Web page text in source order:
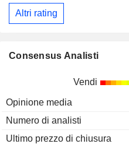
Altri rating
Consensus Analisti
Vendi
Opinione media
Numero di analisti
Ultimo prezzo di chiusura